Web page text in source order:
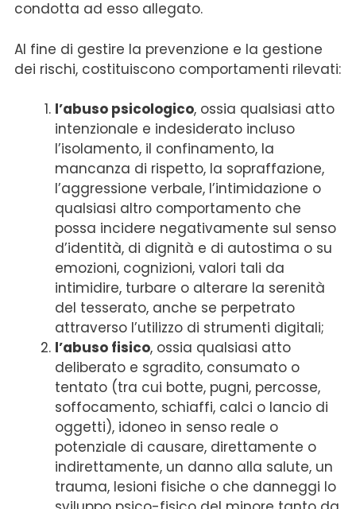
condotta ad esso allegato.
Al fine di gestire la prevenzione e la gestione
dei rischi, costituiscono comportamenti rilevati:
l’abuso psicologico, ossia qualsiasi atto
intenzionale e indesiderato incluso
l’isolamento, il confinamento, la
mancanza di rispetto, la sopraffazione,
l’aggressione verbale, l’intimidazione o
qualsiasi altro comportamento che
possa incidere negativamente sul senso
d’identità, di dignità e di autostima o su
emozioni, cognizioni, valori tali da
intimidire, turbare o alterare la serenità
del tesserato, anche se perpetrato
attraverso l’utilizzo di strumenti digitali;
l’abuso fisico, ossia qualsiasi atto
deliberato e sgradito, consumato o
tentato (tra cui botte, pugni, percosse,
soffocamento, schiaffi, calci o lancio di
oggetti), idoneo in senso reale o
potenziale di causare, direttamente o
indirettamente, un danno alla salute, un
trauma, lesioni fisiche o che danneggi lo